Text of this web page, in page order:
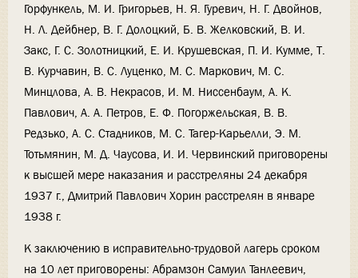
Горфункель, М. И. Григорьев, Н. Я. Гуревич, Н. Г. Двойнов,
Н. Л. Дейбнер, В. Г. Долоцкий, Б. В. Желковский, В. И.
Закс, Г. С. Золотницкий, Е. И. Крушевская, П. И. Кумме, Т.
В. Курчавин, В. С. Луценко, М. С. Маркович, М. С.
Минцлова, А. В. Некрасов, И. М. Ниссенбаум, А. К.
Павлович, А. А. Петров, Е. Ф. Погоржельская, В. В.
Редзько, А. С. Стадников, М. С. Тагер-Карьелли, Э. М.
Тотьмянин, М. Д. Чаусова, И. И. Червинский приговорены
к высшей мере наказания и расстреляны 24 декабря
1937 г., Дмитрий Павлович Хорин расстрелян в январе
1938 г.
К заключению в исправительно-трудовой лагерь сроком
на 10 лет приговорены: Абрамзон Самуил Танлеевич,